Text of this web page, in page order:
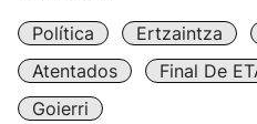
Política Ertzaintza
Atentados
Final De
Goierri